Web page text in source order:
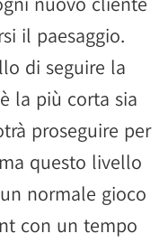
il paesaggio.
di seguire la
la più corta sia
proseguire per
questo livello
normale gioco
con un tempo